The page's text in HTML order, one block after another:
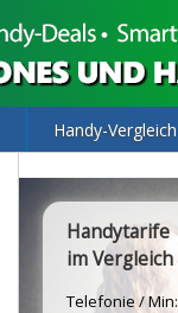
Handy-Vergleich
Handytarife
im Vergleich
Telefonie / Min: